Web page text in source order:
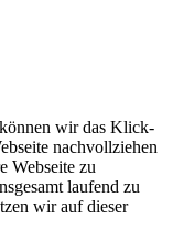
wir das Klick-
nachvollziehen
Webseite zu
laufend zu
wir auf dieser